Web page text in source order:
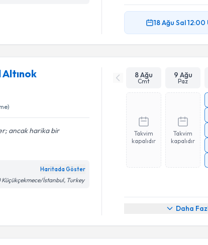
18 Ağu Sal12:00
Altınok
ancak harika bir
Haritada Göster
İstanbul, Turkey
8 Ağu
Cmt
9 Ağu
Paz
Takvim
kapalıdır
Takvim
kapalıdır
Daha
Randevu Takvimi Talebi